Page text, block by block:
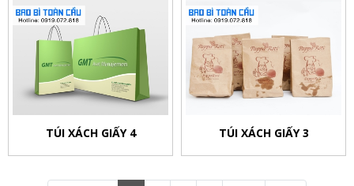
TÚI XÁCH GIẤY 4 TÚI XÁCH GIẤY 3